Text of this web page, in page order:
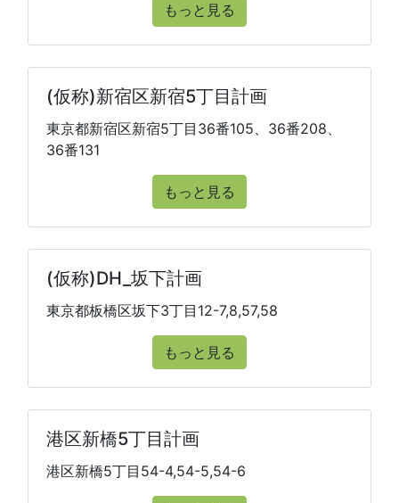
もっと見る
(仮称)新宿区新宿5丁目計画
東京都新宿区新宿5丁目36番105、36番208、
36番131
もっと見る
(仮称)DH_坂下計画
東京都板橋区坂下3丁目12-7,8,57,58
もっと見る
港区新橋5丁目計画
港区新橋5丁目54-4,54-5,54-6